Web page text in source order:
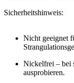
Sicherheitshinweis:
Nicht geeignet
Nickelfrei – bei
ausprobieren.